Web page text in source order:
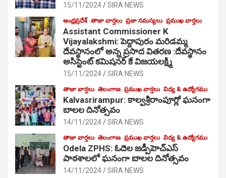
15/11/2024 SIRA NEWS
ఆంధ్రప్రదేశ్ తాజా వార్తలు ప్రజా సమస్యలు ప్రముఖ వార్తలు
Assistant Commissioner K
Vijayalakshmi: పెద్దాపురం మరిడమ్మ
దేవస్థానంలో అన్న ప్రసాద వితరణ :దేవస్థానం
అసిస్టెంట్ కమిషనర్ కే విజయలక్ష్మి
15/11/2024 SIRA NEWS
తాజా వార్తలు తెలంగాణ ప్రముఖ వార్తలు విద్య & ఉద్యోగము
Kalvasrirampur: కాల్వశ్రీరాంపూర్లో ఘనంగా
బాలల దినోత్సవం
14/11/2024 SIRA NEWS
తాజా వార్తలు తెలంగాణ ప్రముఖ వార్తలు విద్య & ఉద్యోగము
Odela ZPHS: ఓదెల జ‌డ్పీహెచ్ఎస్
పాఠ‌శాల‌లో ఘనంగా బాలల దినోత్సవం
14/11/2024 SIRA NEWS